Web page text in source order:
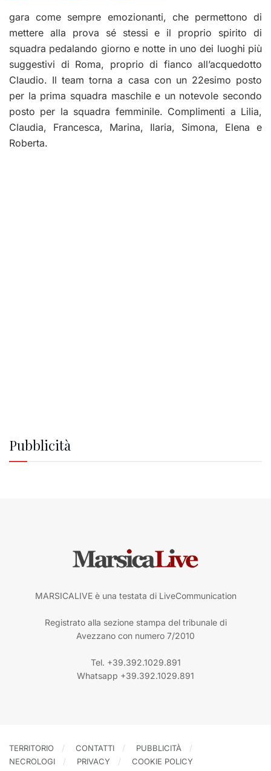
gara come sempre emozionanti, che permettono di
mettere alla prova sé stessi e il proprio spirito di
squadra pedalando giorno e notte in uno dei luoghi più
suggestivi di Roma, proprio di fianco all’acquedotto
Claudio. Il team torna a casa con un 22esimo posto
per la prima squadra maschile e un notevole secondo
posto per la squadra femminile. Complimenti a Lilia,
Claudia, Francesca, Marina, Ilaria, Simona, Elena e
Roberta.
Pubblicità
MARSICALIVE è una testata di LiveCommunication
Registrato alla sezione stampa del tribunale di
Avezzano con numero 7/2010
Tel. +39.392.1029.891
Whatsapp +39.392.1029.891
TERRITORIO CONTATTI
PUBBLICITÀ
NECROLOGI
PRIVACY COOKIE POLICY